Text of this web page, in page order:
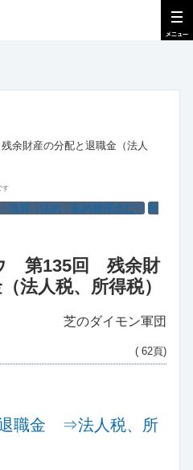
財産の分配と退職金（法人
す
清算（法的・私的整理含む）
所
第135回 残余財
法人税、所得税）
芝のダイモン軍団
( 62頁)
退職金 ⇒法人税、所